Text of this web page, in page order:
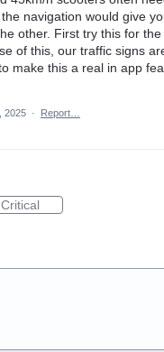
navigation would give
other. First try this for
of this, our traffic signs
make this a real in app
2025 · Report…
Critical